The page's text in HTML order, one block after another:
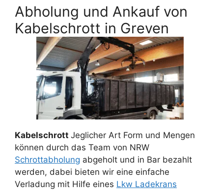
Abholung und Ankauf von
Kabelschrott in Greven
Kabelschrott Jeglicher Art Form und Mengen
können durch das Team von NRW
Schrottabholung abgeholt und in Bar bezahlt
werden, dabei bieten wir eine einfache
Verladung mit Hilfe eines Lkw Ladekrans